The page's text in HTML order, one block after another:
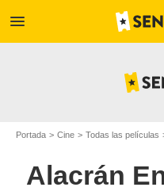
menu
Portada Cine Todas las películas
Alacrán